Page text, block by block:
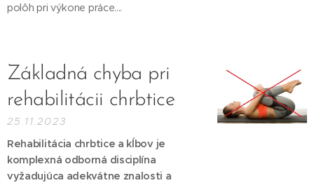
polôh pri výkone práce....
Základná chyba pri
rehabilitácii chrbtice
25.11.2023
Rehabilitácia chrbtice a kĺbov je
komplexná odborná disciplína
vyžadujúca adekvátne znalosti a